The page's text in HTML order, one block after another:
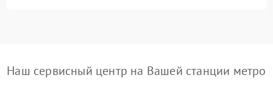
Наш сервисный центр на Вашей станции метро